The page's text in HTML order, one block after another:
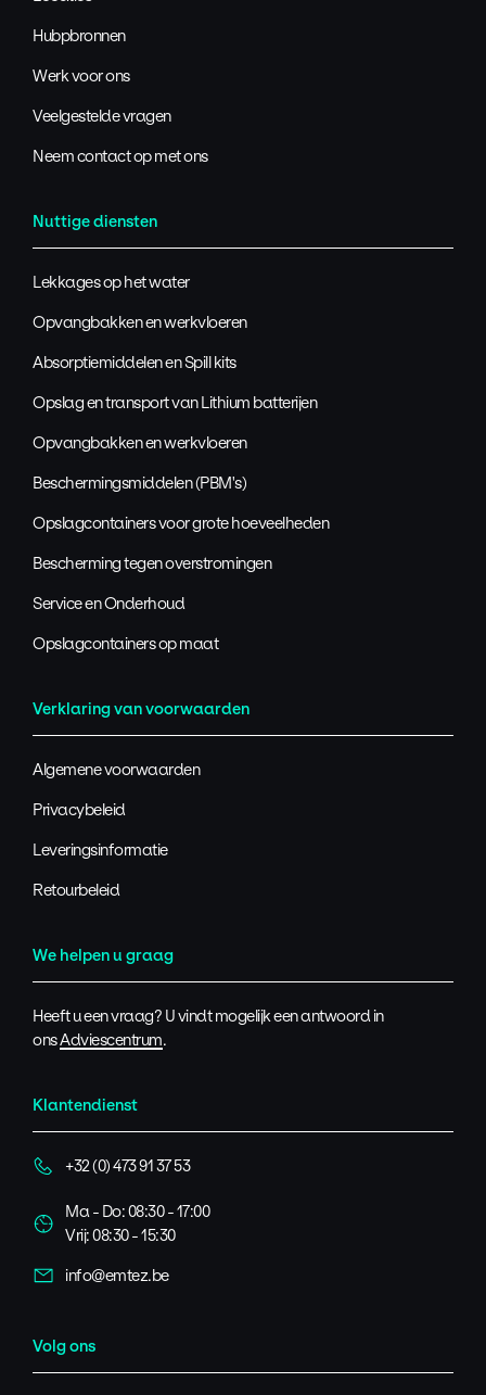
Hubpbronnen
Werk voor ons
Veelgestelde vragen
Neem contact op met ons
Nuttige diensten
Lekkages op het water
Opvangbakken en werkvloeren
Absorptiemiddelen en Spill kits
Opslag en transport van Lithium batterijen
Opvangbakken en werkvloeren
Beschermingsmiddelen (PBM's)
Opslagcontainers voor grote hoeveelheden
Bescherming tegen overstromingen
Service en Onderhoud
Opslagcontainers op maat
Verklaring van voorwaarden
Algemene voorwaarden
Privacybeleid
Leveringsinformatie
Retourbeleid
We helpen u graag
Heeft u een vraag? U vindt mogelijk een antwoord in
onsAdviescentrum.
Klantendienst
+32 (0) 473 91 37 53
Ma - Do: 08:30 - 17:00
Vrij: 08:30 - 15:30
info@emtez.be
Volg ons